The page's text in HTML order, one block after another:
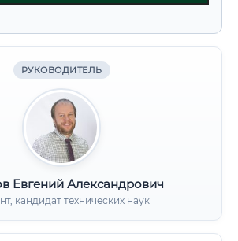
РУКОВОДИТЕЛЬ
Евгений Александрович
кандидат технических наук